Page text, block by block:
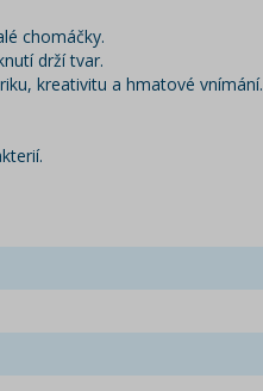
chomáčky.
drží tvar.
kreativitu a hmatové vnímání.